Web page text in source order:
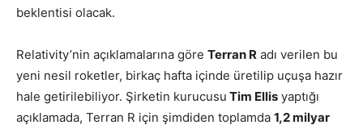
beklentisi olacak.
Relativity’nin açıklamalarına göre Terran R adı verilen bu
yeni nesil roketler, birkaç hafta içinde üretilip uçuşa hazır
hale getirilebiliyor. Şirketin kurucusu Tim Ellis yaptığı
açıklamada, Terran R için şimdiden toplamda 1,2 milyar